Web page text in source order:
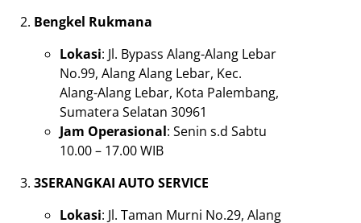
Bengkel Rukmana
Lokasi: Jl. Bypass Alang-Alang Lebar
No.99, Alang Alang Lebar, Kec.
Alang-Alang Lebar, Kota Palembang,
Sumatera Selatan 30961
Jam Operasional: Senin s.d Sabtu
10.00 – 17.00 WIB
3SERANGKAI AUTO SERVICE
Lokasi: Jl. Taman Murni No.29, Alang